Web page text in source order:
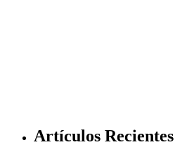
Artículos Recientes